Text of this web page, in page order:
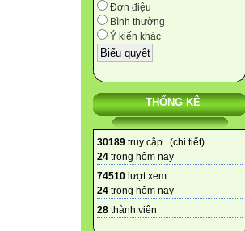
Đơn điệu
Bình thường
Ý kiến khác
THỐNG KÊ
30189 truy cập (chi tiết)
24 trong hôm nay
74510 lượt xem
24 trong hôm nay
28 thành viên